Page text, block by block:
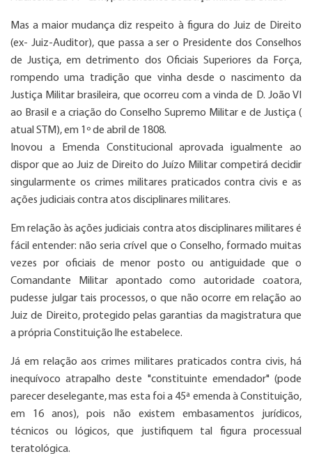
Mas a maior mudança diz respeito à figura do Juiz de Direito
(ex- Juiz-Auditor), que passa a ser o Presidente dos Conselhos
de Justiça, em detrimento dos Oficiais Superiores da Força,
rompendo uma tradição que vinha desde o nascimento da
Justiça Militar brasileira, que ocorreu com a vinda de D. João VI
ao Brasil e a criação do Conselho Supremo Militar e de Justiça (
atual STM), em 1º de abril de 1808.
Inovou a Emenda Constitucional aprovada igualmente ao
dispor que ao Juiz de Direito do Juízo Militar competirá decidir
singularmente os crimes militares praticados contra civis e as
ações judiciais contra atos disciplinares militares.
Em relação às ações judiciais contra atos disciplinares militares é
fácil entender: não seria crível que o Conselho, formado muitas
vezes por oficiais de menor posto ou antiguidade que o
Comandante Militar apontado como autoridade coatora,
pudesse julgar tais processos, o que não ocorre em relação ao
Juiz de Direito, protegido pelas garantias da magistratura que
a própria Constituição lhe estabelece.
Já em relação aos crimes militares praticados contra civis, há
inequívoco atrapalho deste "constituinte emendador" (pode
parecer deselegante, mas esta foi a 45ª emenda à Constituição,
em 16 anos), pois não existem embasamentos jurídicos,
técnicos ou lógicos, que justifiquem tal figura processual
teratológica.